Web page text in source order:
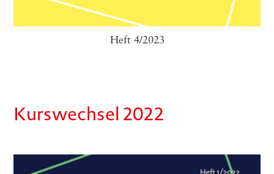
Heft 4/2023
Kurswechsel 2022